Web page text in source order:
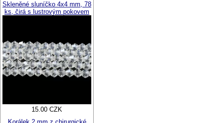
Skleněné sluníčko 4x4 mm, 78
ks, čirá s lustrovým pokovem
15.00 CZK